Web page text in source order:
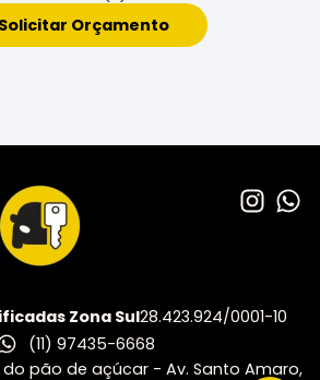
Orçamento
Zona Sul28.423.924/0001-10
(11) 97435-6668
pão de açúcar - Av. Santo Amaro,